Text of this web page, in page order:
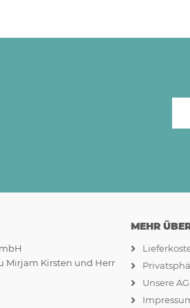
Mirjam Kirsten und Herr
MEHR
Unsere